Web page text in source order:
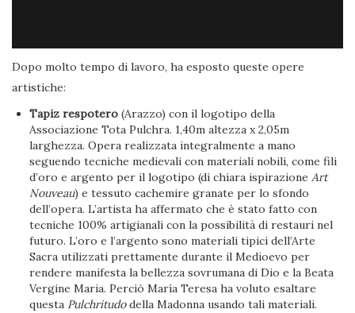
Dopo molto tempo di lavoro, ha esposto queste opere
artistiche:
Tapiz respotero (Arazzo) con il logotipo della
Associazione Tota Pulchra. 1,40m altezza x 2,05m
larghezza. Opera realizzata integralmente a mano
seguendo tecniche medievali con materiali nobili, come fili
d’oro e argento per il logotipo (di chiara ispirazioneArt
Nouveau) e tessuto cachemire granate per lo sfondo
dell’opera. L’artista ha affermato che è stato fatto con
tecniche 100% artigianali con la possibilità di restauri nel
futuro. L’oro e l’argento sono materiali tipici dell’Arte
Sacra utilizzati prettamente durante il Medioevo per
rendere manifesta la bellezza sovrumana di Dio e la Beata
Vergine Maria. Perciò María Teresa ha voluto esaltare
questa Pulchritudodella Madonna usando tali materiali.